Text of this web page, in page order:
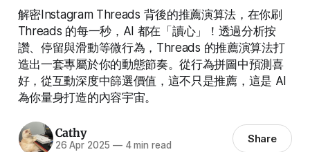
解密Instagram Threads 背後的推薦演算法，在你刷
Threads 的每一秒，AI 都在「讀心」！透過分析按
讚、停留與滑動等微行為，Threads 的推薦演算法打
造出一套專屬於你的動態節奏。從行為拼圖中預測喜
好，從互動深度中篩選價值，這不只是推薦，這是 AI
為你量身打造的內容宇宙。
Cathy
26 Apr 2025 —4 min read Share